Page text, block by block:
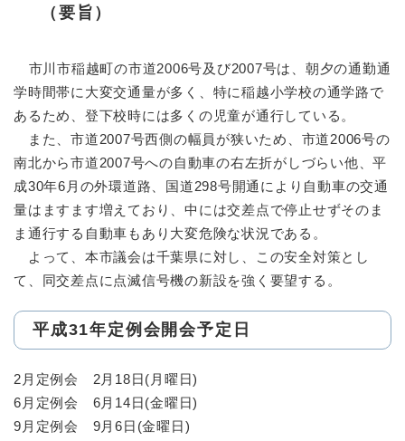
（要旨）
市川市稲越町の市道2006号及び2007号は、朝夕の通勤通
学時間帯に大変交通量が多く、特に稲越小学校の通学路で
あるため、登下校時には多くの児童が通行している。
また、市道2007号西側の幅員が狭いため、市道2006号の
南北から市道2007号への自動車の右左折がしづらい他、平
成30年6月の外環道路、国道298号開通により自動車の交通
量はますます増えており、中には交差点で停止せずそのま
ま通行する自動車もあり大変危険な状況である。
よって、本市議会は千葉県に対し、この安全対策とし
て、同交差点に点滅信号機の新設を強く要望する。
平成31年定例会開会予定日
2月定例会 2月18日(月曜日)
6月定例会 6月14日(金曜日)
9月定例会 9月6日(金曜日)